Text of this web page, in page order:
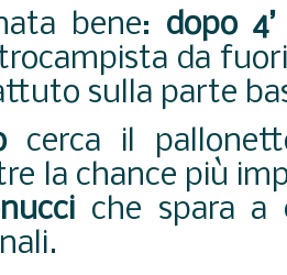
bene: dopo
da
sulla parte
cerca il
la chance più
che spara a